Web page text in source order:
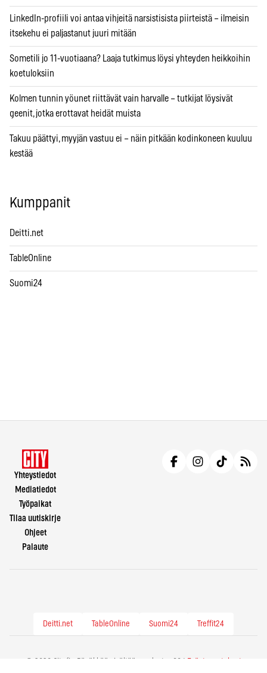
LinkedIn-profiili voi antaa vihjeitä narsistisista piirteistä – ilmeisin
itsekehu ei paljastanut juuri mitään
Sometili jo 11-vuotiaana? Laaja tutkimus löysi yhteyden heikkoihin
koetuloksiin
Kolmen tunnin yöunet riittävät vain harvalle – tutkijat löysivät
geenit, jotka erottavat heidät muista
Takuu päättyi, myyjän vastuu ei – näin pitkään kodinkoneen kuuluu
kestää
Kumppanit
Deitti.net
TableOnline
Suomi24
Yhteystiedot
Mediatiedot
Työpaikat
Tilaa uutiskirje
Ohjeet
Palaute
Deitti.net TableOnline Suomi24 Treffit24